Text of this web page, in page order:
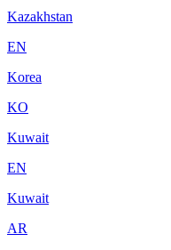
Kazakhstan
EN
Korea
KO
Kuwait
EN
Kuwait
AR